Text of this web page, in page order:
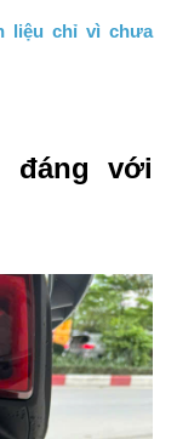
liệu chỉ vì chưa
đáng với